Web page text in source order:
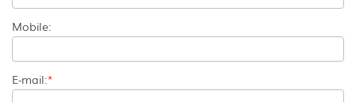
Mobile:
E-mail:*